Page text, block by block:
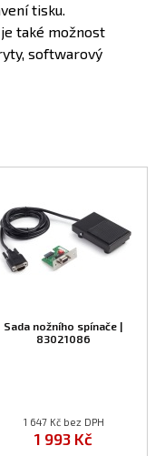
tisku.
také možnost
softwarový
Sada nožního spínače |
83021086
1 647 Kč bez DPH
1 993 Kč